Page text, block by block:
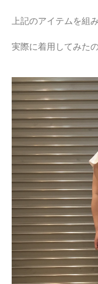
上記のアイテムを組
実際に着用してみた